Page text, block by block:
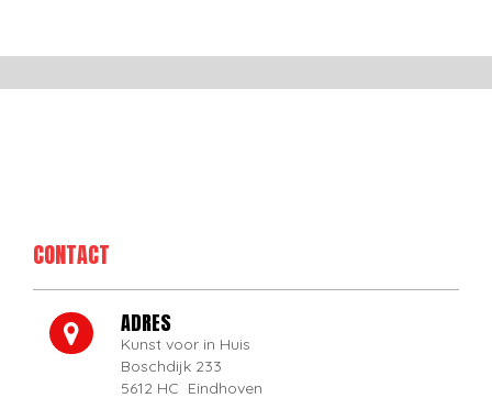
CONTACT
ADRES
Kunst voor in Huis
Boschdijk 233
5612 HC Eindhoven